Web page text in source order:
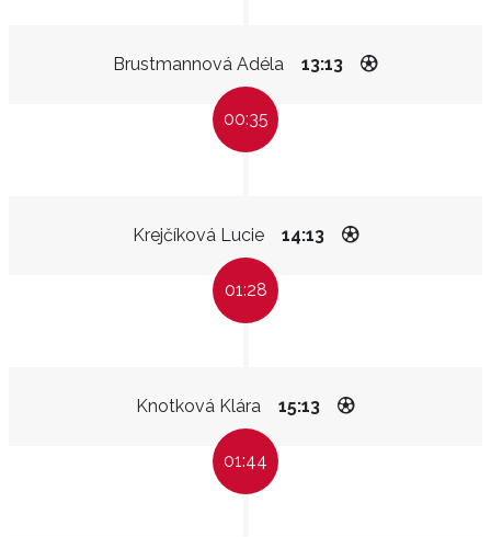
Brustmannová Adéla 13:13
00:35
Krejčíková Lucie 14:13
01:28
Knotková Klára 15:13
01:44